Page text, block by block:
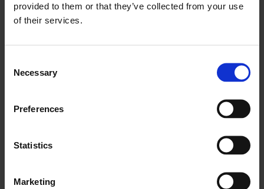
provided to them or that they’ve collected from your use
of their services.
Selection
Necessary
Preferences
Statistics
Marketing
Learn more
Kahve Adresi